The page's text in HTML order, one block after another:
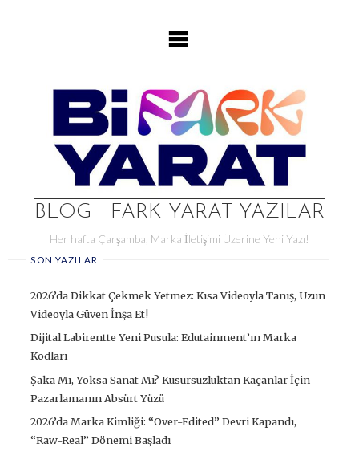
BLOG - FARK YARAT YAZILAR
Her hafta Çarşamba, Marka İletişimi Üzerine Yeni Yazı!
SON YAZILAR
2026’da Dikkat Çekmek Yetmez: Kısa Videoyla Tanış, Uzun
Videoyla Güven İnşa Et!
Dijital Labirentte Yeni Pusula: Edutainment’ın Marka
Kodları
Şaka Mı, Yoksa Sanat Mı? Kusursuzluktan Kaçanlar İçin
Pazarlamanın Absürt Yüzü
2026’da Marka Kimliği: “Over-Edited” Devri Kapandı,
“Raw-Real” Dönemi Başladı